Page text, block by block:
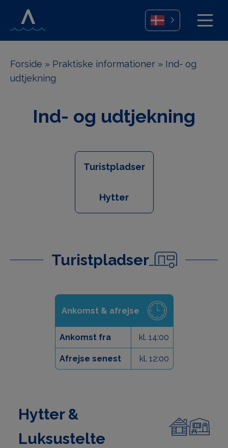
Forside » Praktiske informationer » Ind- og
udtjekning
Ind- og udtjekning
Turistpladser
Hytter
Turistpladser
Ankomst & afrejse
Ankomst fra kl. 14:00
Afrejse senest kl. 12:00
Hytter &
Luksustelte